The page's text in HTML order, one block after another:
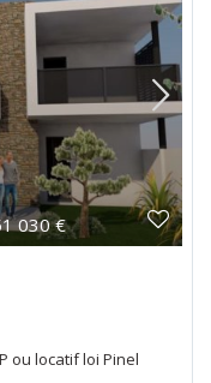
030 €
ou locatif loi Pinel